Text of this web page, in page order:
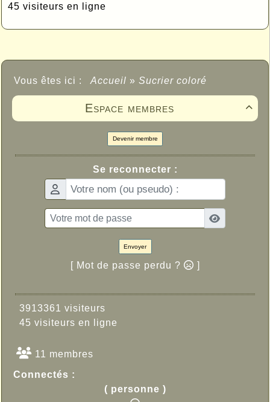
45 visiteurs en ligne
Vous êtes ici : Accueil » Sucrier coloré

Espace membres
Devenir membre
Se reconnecter :
Envoyer
[ Mot de passe perdu ? ]
3913361 visiteurs
45 visiteurs en ligne
11 membres
Connectés :
( personne )